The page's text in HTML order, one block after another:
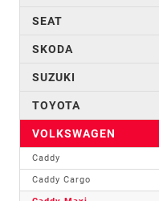
SEAT
SKODA
SUZUKI
TOYOTA
VOLKSWAGEN
Caddy
Caddy Cargo